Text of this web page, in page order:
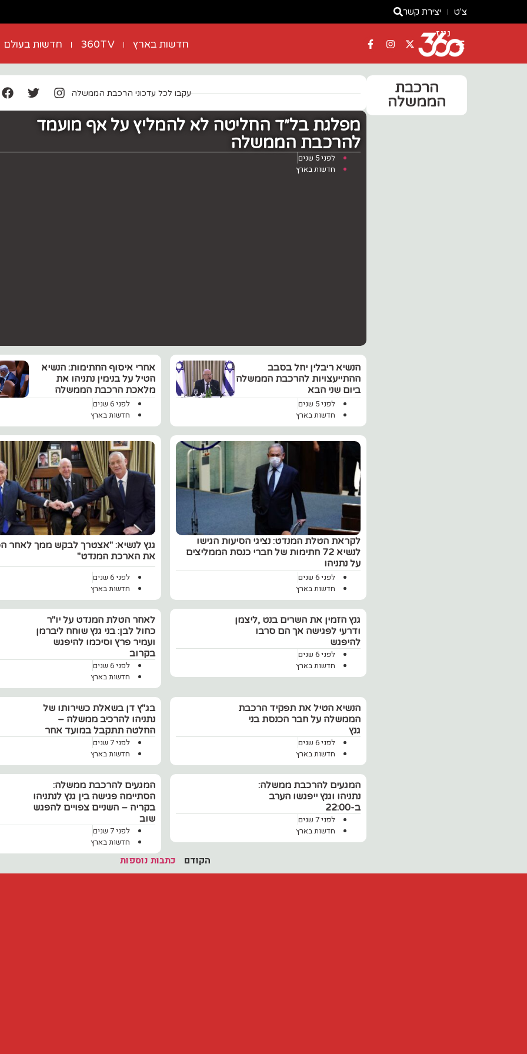
צ'ט יצירת קשר
ניוז
חדשות בארץ 360TV חדשות בעולם
הרכבת
הממשלה
עקבו לכל עדכוני הרכבת הממשלה
מפלגת בל״ד החליטה לא להמליץ על אף מועמד
להרכבת הממשלה
לפני 5 שנים
חדשות בארץ
‏הנשיא ריבלין יחל בסבב
ההתייעצויות להרכבת הממשלה
ביום שני הבא
לפני 5 שנים
חדשות בארץ
‏אחרי איסוף החתימות: הנשיא
הטיל על בנימין נתניהו את
מלאכת הרכבת הממשלה
לפני 6 שנים
חדשות בארץ
לקראת הטלת המנדט: נציגי הסיעות הגישו
לנשיא 72 חתימות של חברי כנסת הממליצים
על נתניהו
לפני 6 שנים
חדשות בארץ
גנץ לנשיא: "אצטרך לבקש ממך לאחר
את הארכת המנדט"
לפני 6 שנים
חדשות בארץ
‏גנץ הזמין את השרים בנט ,ליצמן
ודרעי לפגישה אך הם סרבו
להיפגש
לפני 6 שנים
חדשות בארץ
לאחר הטלת המנדט על יו"ר
כחול לבן: בני גנץ שוחח ליברמן
ועמיר פרץ וסיכמו להיפגש
בקרוב
לפני 6 שנים
חדשות בארץ
הנשיא הטיל את תפקיד הרכבת
הממשלה על חבר הכנסת בני
גנץ
לפני 6 שנים
חדשות בארץ
בג"ץ דן בשאלת כשירותו של
נתניהו להרכיב ממשלה –
החלטה תתקבל במועד אחר
לפני 7 שנים
חדשות בארץ
המגעים להרכבת ממשלה:
נתניהו וגנץ ייפגשו הערב
ב-22:00
לפני 7 שנים
חדשות בארץ
המגעים להרכבת ממשלה:
הסתיימה פגישה בין גנץ לנתניהו
בקריה – השניים צפויים להפגש
שוב
לפני 7 שנים
חדשות בארץ
הקודם כתבות נוספות